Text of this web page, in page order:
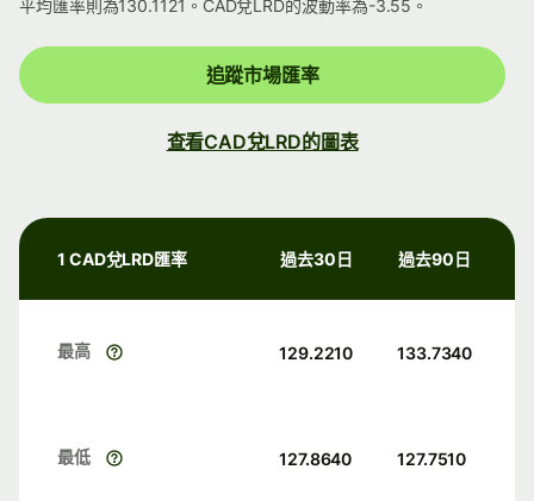
平均匯率則為130.1121。CAD兌LRD的波動率為-3.55。
追蹤市場匯率
查看CAD兌LRD的圖表
1 CAD兌LRD匯率 過去30日 過去90日
最高 129.2210 133.7340
最低 127.8640 127.7510